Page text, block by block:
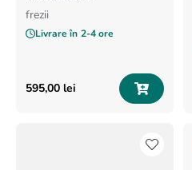
frezii
Livrare în 2-4 ore
595,00 lei